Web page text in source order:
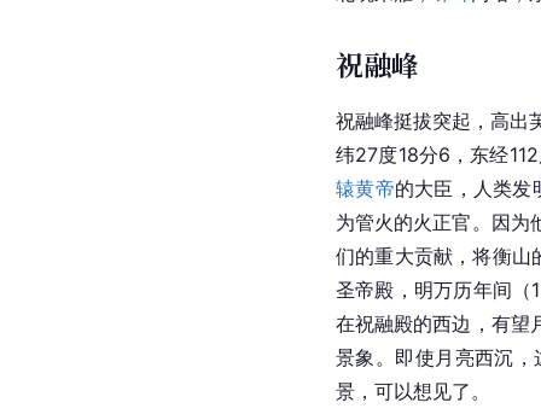
祝融峰
祝融峰挺拔突起，高出
纬27度18分6，东经
辕黄帝的大臣，人类发
为管火的火正官。因为
们的重大贡献，将衡山
圣帝殿，明万历年间（
在祝融殿的西边，有望
景象。即使月亮西沉
景，可以想见了。